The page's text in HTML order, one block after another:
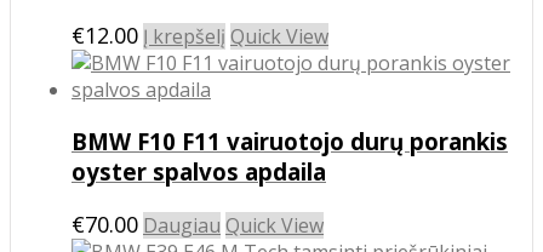
€12.00 Į krepšelį Quick View
BMW F10 F11 vairuotojo durų porankis
oyster spalvos apdaila
€70.00 Daugiau Quick View